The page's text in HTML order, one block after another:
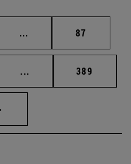
... Páginas intermedias
Página
87
... Páginas intermedias
Página
389